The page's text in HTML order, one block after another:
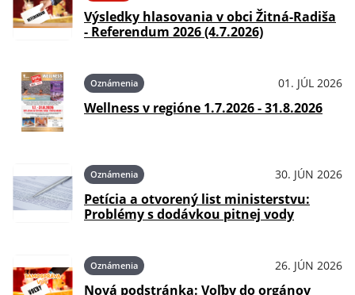
Výsledky hlasovania v obci Žitná-Radiša
- Referendum 2026 (4.7.2026)
Oznámenia 01. JÚL 2026
Wellness v regióne 1.7.2026 - 31.8.2026
Oznámenia 30. JÚN 2026
Petícia a otvorený list ministerstvu:
Problémy s dodávkou pitnej vody
Oznámenia 26. JÚN 2026
Nová podstránka: Voľby do orgánov